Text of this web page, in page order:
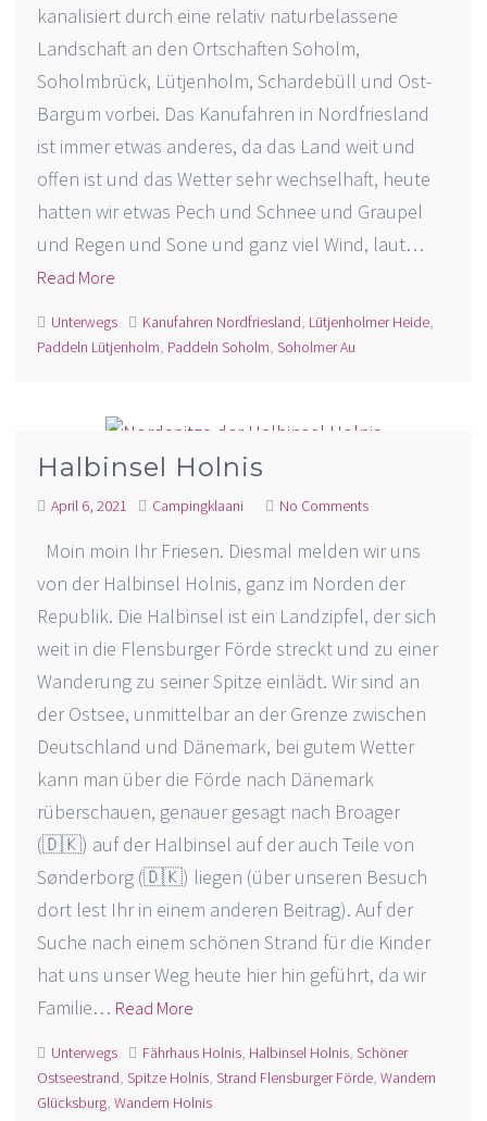
kanalisiert durch eine relativ naturbelassene
Landschaft an den Ortschaften Soholm,
Soholmbrück, Lütjenholm, Schardebüll und Ost-
Bargum vorbei. Das Kanufahren in Nordfriesland
ist immer etwas anderes, da das Land weit und
offen ist und das Wetter sehr wechselhaft, heute
hatten wir etwas Pech und Schnee und Graupel
und Regen und Sone und ganz viel Wind, laut…
Read More
Unterwegs Kanufahren Nordfriesland, Lütjenholmer Heide,
Paddeln Lütjenholm, Paddeln Soholm,Soholmer Au
Halbinsel Holnis
April 6, 2021 Campingklaani No Comments
Moin moin Ihr Friesen. Diesmal melden wir uns
von der Halbinsel Holnis, ganz im Norden der
Republik. Die Halbinsel ist ein Landzipfel, der sich
weit in die Flensburger Förde streckt und zu einer
Wanderung zu seiner Spitze einlädt. Wir sind an
der Ostsee, unmittelbar an der Grenze zwischen
Deutschland und Dänemark, bei gutem Wetter
kann man über die Förde nach Dänemark
rüberschauen, genauer gesagt nach Broager
(🇩🇰) auf der Halbinsel auf der auch Teile von
Sønderborg (🇩🇰) liegen (über unseren Besuch
dort lest Ihr in einem anderen Beitrag). Auf der
Suche nach einem schönen Strand für die Kinder
hat uns unser Weg heute hier hin geführt, da wir
Familie… Read More
Unterwegs Fährhaus Holnis, Halbinsel Holnis,Schöner
Ostseestrand,Spitze Holnis,Strand Flensburger Förde,Wandern
Glücksburg,Wandern Holnis